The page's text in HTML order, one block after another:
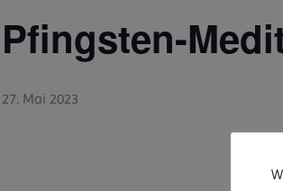
Pfingsten-
27. Mai 2023